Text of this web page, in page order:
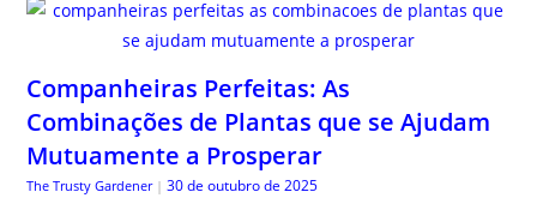
Companheiras Perfeitas: As
Combinações de Plantas que se Ajudam
Mutuamente a Prosperar
The Trusty Gardener | 30 de outubro de 2025